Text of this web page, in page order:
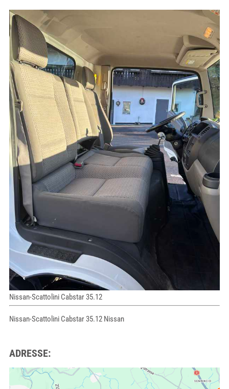
Nissan-Scattolini Cabstar 35.12
Nissan-Scattolini Cabstar 35.12 Nissan
ADRESSE: